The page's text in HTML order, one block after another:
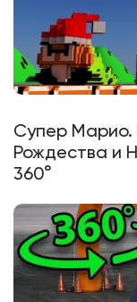
Супер Марио.
Рождества и
360°